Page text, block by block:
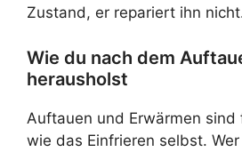
Zustand, er repariert ihn
Wie du nach dem
herausholst
Auftauen und Erwärmen
wie das Einfrieren selbst.